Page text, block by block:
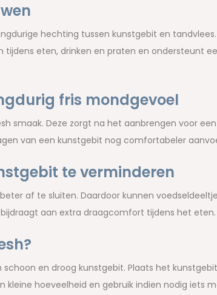
hechting tussen kunstgebit en
eten, drinken en praten en ondersteunt
fris mondgevoel
smaak. Deze zorgt na het aanbrengen voor een
van een kunstgebit nog comfortabeler
te verminderen
af te sluiten. Daardoor kunnen
aan extra draagcomfort tijdens het eten.
en droog kunstgebit. Plaats het
hoeveelheid en gebruik indien nodig iets